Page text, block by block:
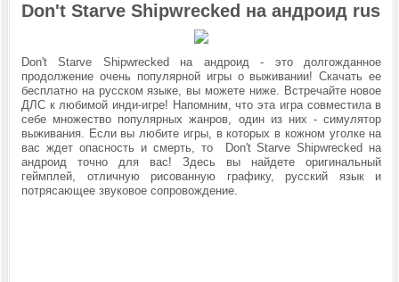
Don't Starve Shipwrecked на андроид rus
Don't Starve Shipwrecked на андроид - это долгожданное
продолжение очень популярной игры о выживании! Скачать ее
бесплатно на русском языке, вы можете ниже. Встречайте новое
ДЛС к любимой инди-игре! Напомним, чтоэта игра совместила в
себе множество популярных жанров, один из них - симулятор
выживания. Если вы любите игры, в которых в кожном уголке на
вас ждет опасность и смерть, то
Don't StarveShipwrecked на
андроидточно для вас! Здесь вы найдете оригинальный
геймплей, отличную рисованную графику, русский язык и
потрясающее звуковое сопровождение.